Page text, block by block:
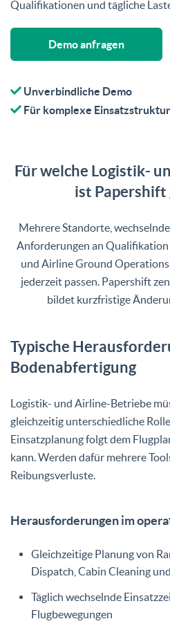
Qualifikationen und tägliche
Demo anfragen
Unverbindliche Demo
Für komplexe
Für welche Logistik-
ist Papershift
Mehrere Standorte,
Anforderungen an
und Airline Ground
jederzeit passen. Papershift
bildet kurzfristige
Typische
Bodenabfertigung
Logistik- und Airline-Betriebe
gleichzeitig unterschiedliche
Einsatzplanung folgt dem
kann. Werden dafür mehrere
Reibungsverluste.
Herausforderungen im
Gleichzeitige Planung von
Dispatch, Cabin Cleaning
Täglich wechselnde
Flugbewegungen